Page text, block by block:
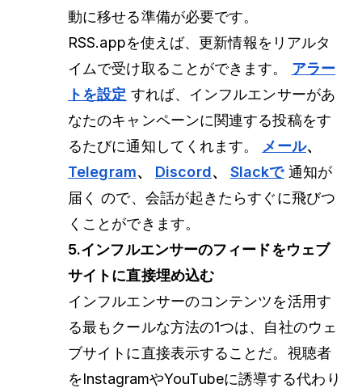
動に移せる準備が必要です。
RSS.appを使えば、更新情報をリアルタ
イムで受け取ることができます。 アラー
トを設定 すれば、インフルエンサーがあ
なたのキャンペーンに関連する投稿をす
るたびに通知してくれます。
メール、
Telegram、 Discord、 Slackで通知が
届くので、会話が起きたらすぐに飛びつ
くことができます。
5.インフルエンサーのフィードをウェブ
サイトに直接埋め込む
インフルエンサーのコンテンツを活用す
る最もクールな方法の1つは、自社のウェ
ブサイトに直接表示することだ。視聴者
をInstagramやYouTubeに誘導する代わり